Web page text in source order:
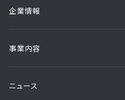
企業情報
事業内容
ニュース